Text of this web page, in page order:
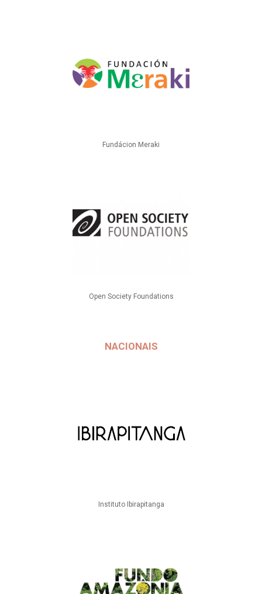
Fundácion Meraki
Open Society Foundations
NACIONAIS
Instituto Ibirapitanga